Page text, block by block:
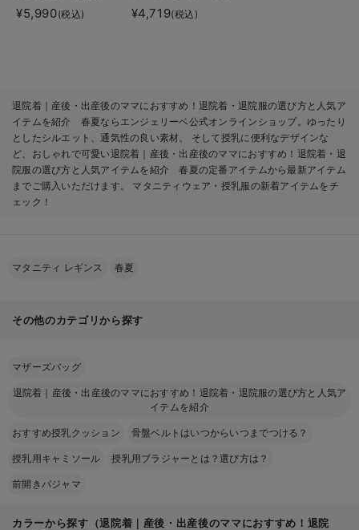
【接触冷感】前後２
WAYカーディガン
¥5,990(税込)
ニティ・産後授乳【出
産後も長く使える】
¥4,719(税込)
退院着｜産後・出産後のママにおすすめ！退院着・退院服の選び方と人気ア
イテムを紹介 春夏ならエンジェリーベ公式オンラインショップ。ゆったり
としたシルエット、通気性の良い素材、 そして授乳に便利なデザインな
ど、おしゃれで可愛い退院着｜産後・出産後のママにおすすめ！退院着・退
院服の選び方と人気アイテムを紹介 春夏の定番アイテムから最新アイテム
までご購入いただけます。 マタニティウェア・授乳服の新着アイテムをチ
ェック！
マタニティ レギンス 春夏
その他のカテゴリから探す
マザーズバッグ
退院着｜産後・出産後のママにおすすめ！退院着・退院服の選び方と人気ア
イテムを紹介
おすすめ授乳クッション 骨盤ベルトはいつからいつまでつける？
授乳用キャミソール 授乳用ブラジャーとは？選び方は？
前開きパジャマ
カラーから探す（退院着｜産後・出産後のママにおすすめ！退院